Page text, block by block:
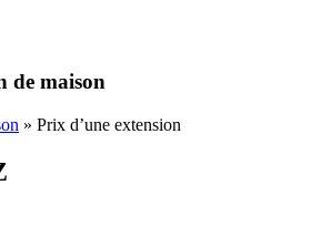
de maison
» Prix d’une extension